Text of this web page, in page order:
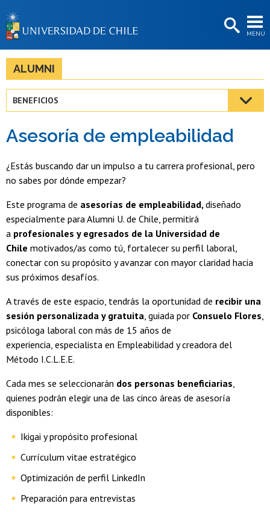
MENÚ
BIBLIOTECAS
Estudiantes
Académicas/os
Funcionarias/os
Egresadas/os
ALUMNI
BENEFICIOS
Asesoría de empleabilidad
¿Estás buscando dar un impulso a tu carrera profesional, pero
no sabes por dónde empezar?
Este programa de asesorías de empleabilidad,diseñado
especialmente para Alumni U. de Chile, permitirá
a profesionales y egresados de la Universidad de
Chile motivados/as como tú, fortalecer su perfil laboral,
conectar con su propósito y avanzar con mayor claridad hacia
sus próximos desafíos.
A través de este espacio, tendrás la oportunidad de recibir una
sesión personalizada y gratuita, guiada por Consuelo Flores,
psicóloga laboral con más de 15 años de
experiencia, especialista en Empleabilidad y creadora del
Método I.C.L.E.E.
Cada mes se seleccionarán dos personas beneficiarias,
quienes podrán elegir una de las cinco áreas de asesoría
disponibles:
Ikigai y propósito profesional
Currículum vitae estratégico
Optimización de perfil LinkedIn
Preparación para entrevistas